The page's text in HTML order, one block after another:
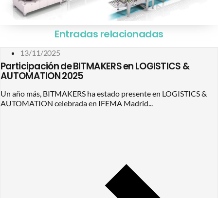
Entradas relacionadas
13/11/2025
Participación de BITMAKERS en LOGISTICS &
AUTOMATION 2025
Un año más, BITMAKERS ha estado presente en LOGISTICS &
AUTOMATION celebrada en IFEMA Madrid...